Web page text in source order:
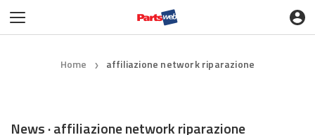
Home ❯ affiliazione network riparazione
News · affiliazione network riparazione